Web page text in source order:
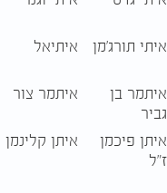
איתי תורג'מן איתיאל
איתמר בן
גביר
איתמר צור
איתן פיכמן
ז"ל
איתן קלינמן